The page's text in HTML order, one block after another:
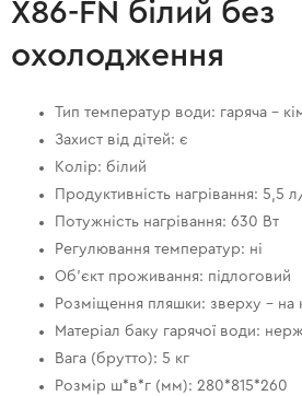
X86-FN білий без
охолодження
Тип температур води: гаряча –
Захист від дітей: є
Колір: білий
Продуктивність нагрівання: 5,5
Потужність нагрівання: 630 Вт
Регулювання температур: ні
Об’єкт проживання: підлоговий
Розміщення пляшки: зверху – на
Матеріал баку гарячої води:
Вага (брутто): 5 кг
Розмір ш*в*г (мм): 280*815*260